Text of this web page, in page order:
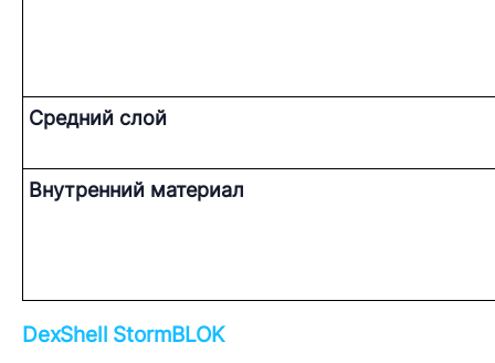
Средний слой
Внутренний материал
DexShell StormBLOK